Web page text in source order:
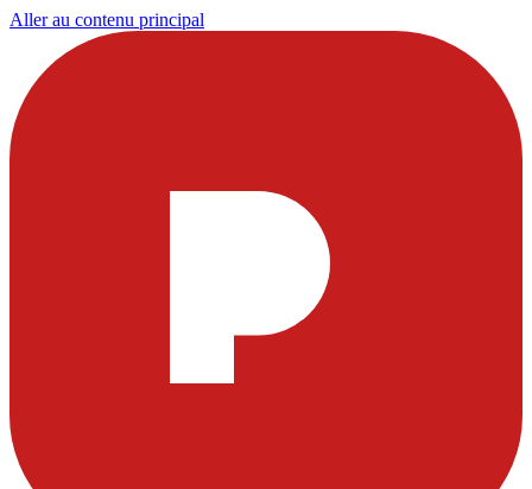
Aller au contenu principal